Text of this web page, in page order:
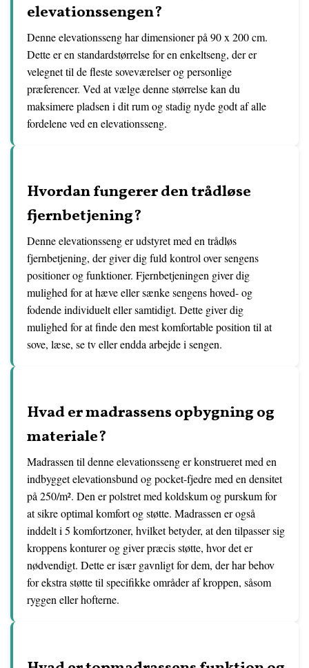
elevationssengen?
Denne elevationsseng har dimensioner på 90 x 200 cm.
Dette er en standardstørrelse for en enkeltseng, der er
velegnet til de fleste soveværelser og personlige
præferencer. Ved at vælge denne størrelse kan du
maksimere pladsen i dit rum og stadig nyde godt af alle
fordelene ved en elevationsseng.
Hvordan fungerer den trådløse
fjernbetjening?
Denne elevationsseng er udstyret med en trådløs
fjernbetjening, der giver dig fuld kontrol over sengens
positioner og funktioner. Fjernbetjeningen giver dig
mulighed for at hæve eller sænke sengens hoved- og
fodende individuelt eller samtidigt. Dette giver dig
mulighed for at finde den mest komfortable position til at
sove, læse, se tv eller endda arbejde i sengen.
Hvad er madrassens opbygning og
materiale?
Madrassen til denne elevationsseng er konstrueret med en
indbygget elevationsbund og pocket-fjedre med en densitet
på 250/m². Den er polstret med koldskum og purskum for
at sikre optimal komfort og støtte. Madrassen er også
inddelt i 5 komfortzoner, hvilket betyder, at den tilpasser sig
kroppens konturer og giver præcis støtte, hvor det er
nødvendigt. Dette er især gavnligt for dem, der har behov
for ekstra støtte til specifikke områder af kroppen, såsom
ryggen eller hofterne.